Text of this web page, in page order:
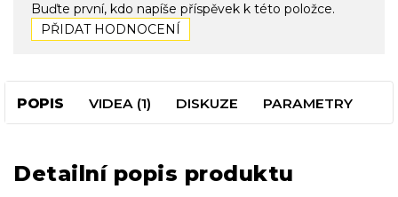
Buďte první, kdo napíše příspěvek k této položce.
PŘIDAT HODNOCENÍ
POPIS VIDEA (1) DISKUZE PARAMETRY
Detailní popis produktu